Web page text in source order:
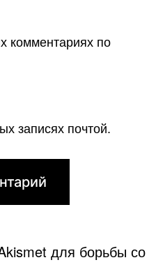
комментариях по
записях почтой.
для борьбы со